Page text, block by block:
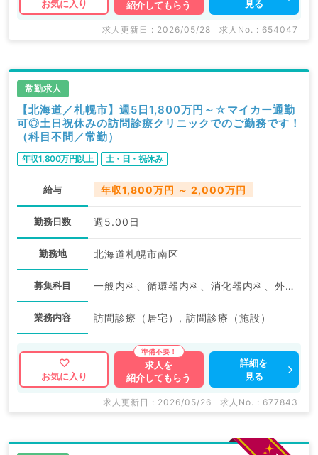
お気に入り 紹介してもらう 見る
求人更新日 : 2026/05/28 求人No. : 654047
常勤求人
【北海道／札幌市】週5日1,800万円～☆マイカー通勤
可◎土日祝休みの訪問診療クリニックでのご勤務です！
（科目不問／常勤）
年収1,800万円以上 土・日・祝休み
給与 年収1,800万円 ～ 2,000万円
勤務日数 週5.00日
勤務地 北海道札幌市南区
募集科目 一般内科、循環器内科、消化器内科、外科系全般、一般外科、消化器外科、科目不問
業務内容 訪問診療（居宅）, 訪問診療（施設）
お気に入り
求人を
紹介してもらう
詳細を
見る
求人更新日 : 2026/05/26 求人No. : 677843